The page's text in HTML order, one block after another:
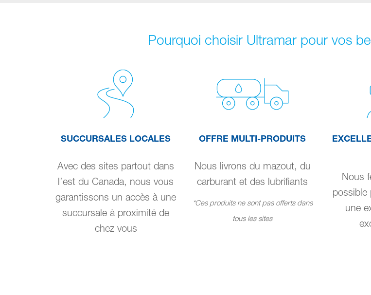
Pourquoi choisir Ultramar pour vos
SUCCURSALES LOCALES
Avec des sites partout dans
l’est du Canada, nous vous
garantissons un accès à une
succursale à proximité de
chez vous
OFFRE MULTI-PRODUITS
Nous livrons du mazout, du
carburant et des lubrifiants
*Ces produits ne sont pas offerts dans
tous les sites
Nous
possible
une